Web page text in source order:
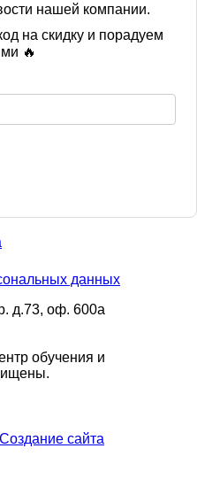
нашей компании.
на скидку и порадуем
🔥
данных
д.73, оф. 600а
обучения и
Создание сайта